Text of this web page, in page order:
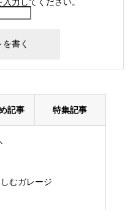
記事 特集記事
むガレージ